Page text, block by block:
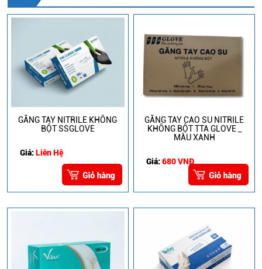
GĂNG TAY NITRILE KHÔNG
BỘT SSGLOVE
Giá:Liên Hệ
GĂNG TAY CAO SU NITRILE
KHÔNG BỘT TTA GLOVE _
MÀU XANH
Giá:680 VNĐ